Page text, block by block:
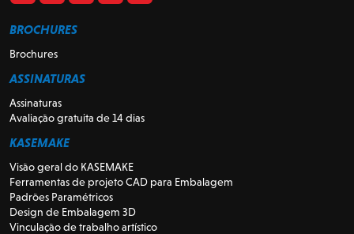
BROCHURES
Brochures
ASSINATURAS
Assinaturas
Avaliação gratuita de 14 dias
KASEMAKE
Visão geral do KASEMAKE
Ferramentas de projeto CAD para Embalagem
Padrões Paramétricos
Design de Embalagem 3D
Vinculação de trabalho artístico